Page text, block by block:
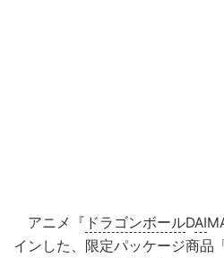
アニメ『 ドラゴンボールDAI
インした、限定パッケージ商品